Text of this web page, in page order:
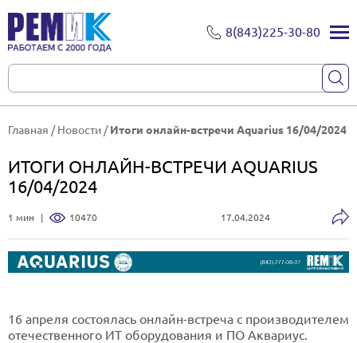
8(843)225-30-80
Главная /Новости /Итоги онлайн-встречи Aquarius 16/04/2024
ИТОГИ ОНЛАЙН-ВСТРЕЧИ AQUARIUS
16/04/2024
1 мин | 10470 17.04.2024
16 апреля состоялась онлайн-встреча с производителем
отечественного ИТ оборудования и ПО Аквариус.